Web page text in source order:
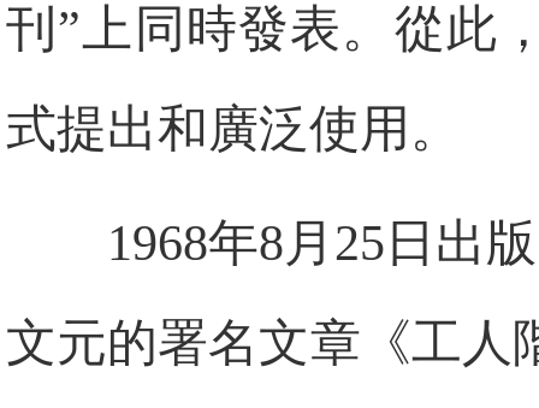
刊”上同時發表。從此
式提出和廣泛使用。
1968年8月25日出
文元的署名文章《工人